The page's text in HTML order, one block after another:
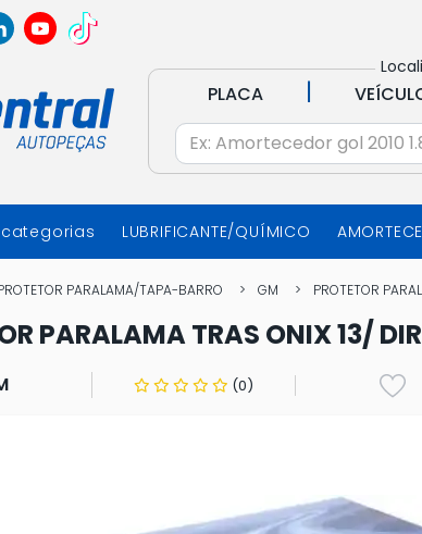
PLACA |
LUBRIFICANTE/QUÍMICO
PARALAMA/TAPA-BARRO GM PROTETOR
PARALAMA TRAS ONIX 13/
(0)